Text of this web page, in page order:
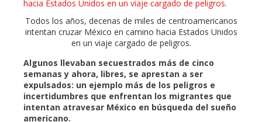
Todos los años, decenas de miles de centroamericanos
intentan cruzar México en camino hacia Estados Unidos
en un viaje cargado de peligros.
Algunos llevaban secuestrados más de cinco
semanas y ahora, libres, se aprestan a ser
expulsados: un ejemplo más de los peligros e
incertidumbres que enfrentan los migrantes que
intentan atravesar México en búsqueda del sueño
americano.